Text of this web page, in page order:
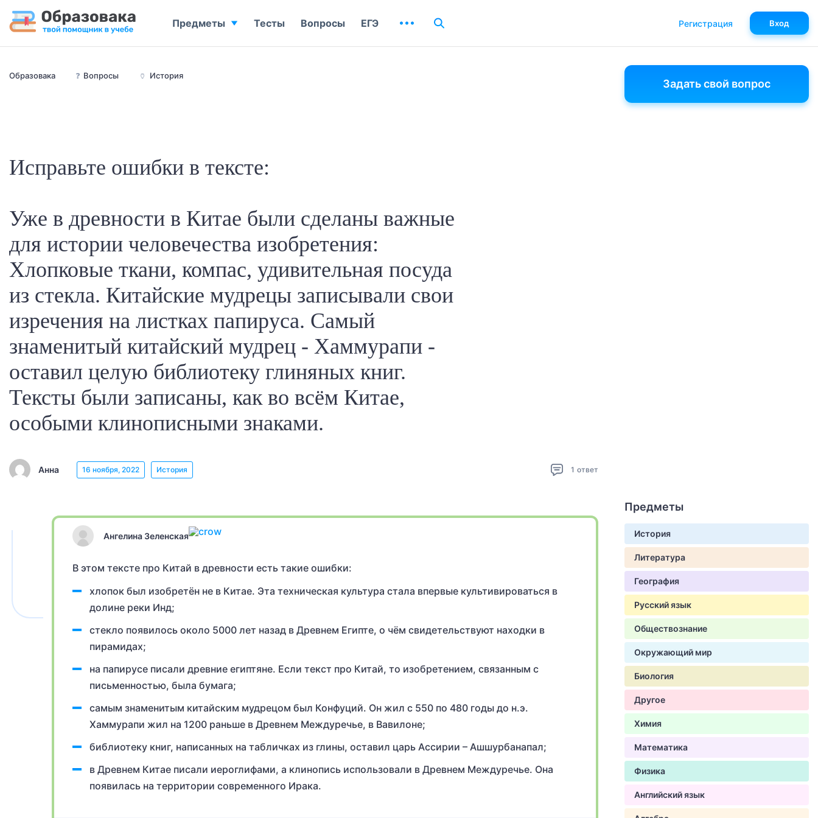
Образовака ❓ Вопросы 🏺 История
Исправьте ошибки в тексте:
Уже в древности в Китае были сделаны важные
для истории человечества изобретения:
Хлопковые ткани, компас, удивительная посуда
из стекла. Китайские мудрецы записывали свои
изречения на листках папируса. Самый
знаменитый китайский мудрец - Хаммурапи -
оставил целую библиотеку глиняных книг.
Тексты были записаны, как во всём Китае,
особыми клинописными знаками.
Анна 16 ноября, 2022 История 1 ответ
Ангелина Зеленская
В этом тексте про Китай в древности есть такие ошибки:
хлопок был изобретён не в Китае. Эта техническая культура стала впервые культивироваться в
долине реки Инд;
стекло появилось около 5000 лет назад в Древнем Египте, о чём свидетельствуют находки в
пирамидах;
на папирусе писали древние египтяне. Если текст про Китай, то изобретением, связанным с
письменностью, была бумага;
самым знаменитым китайским мудрецом был Конфуций. Он жил с 550 по 480 годы до н.э.
Хаммурапи жил на 1200 раньше в Древнем Междуречье, в Вавилоне;
библиотеку книг, написанных на табличках из глины, оставил царь Ассирии – Ашшурбанапал;
в Древнем Китае писали иероглифами, а клинопись использовали в Древнем Междуречье. Она
появилась на территории современного Ирака.
Задать свой вопрос
Предметы
История
Литература
География
Русский язык
Обществознание
Окружающий мир
Биология
Другое
Химия
Математика
Физика
Английский язык
Предметы Тесты Вопросы ЕГЭ Регистрация Вход